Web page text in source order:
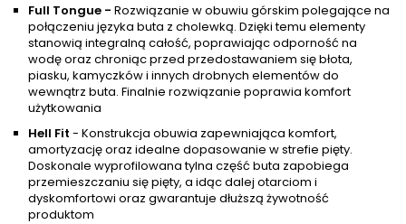
Full Tongue - Rozwiązanie w obuwiu górskim polegające na
połączeniu języka buta z cholewką. Dzięki temu elementy
stanowią integralną całość, poprawiając odporność na
wodę oraz chroniąc przed przedostawaniem się błota,
piasku, kamyczków i innych drobnych elementów do
wewnątrz buta. Finalnie rozwiązanie poprawia komfort
użytkowania
Hell Fit - Konstrukcja obuwia zapewniająca komfort,
amortyzację oraz idealne dopasowanie w strefie pięty.
Doskonale wyprofilowana tylna część buta zapobiega
przemieszczaniu się pięty, a idąc dalej otarciom i
dyskomfortowi oraz gwarantuje dłuższą żywotność
produktom